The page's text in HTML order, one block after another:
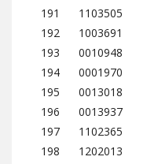
191
1103505
192
1003691
193
0010948
194
0001970
195
0013018
196
0013937
197
1102365
198
1202013